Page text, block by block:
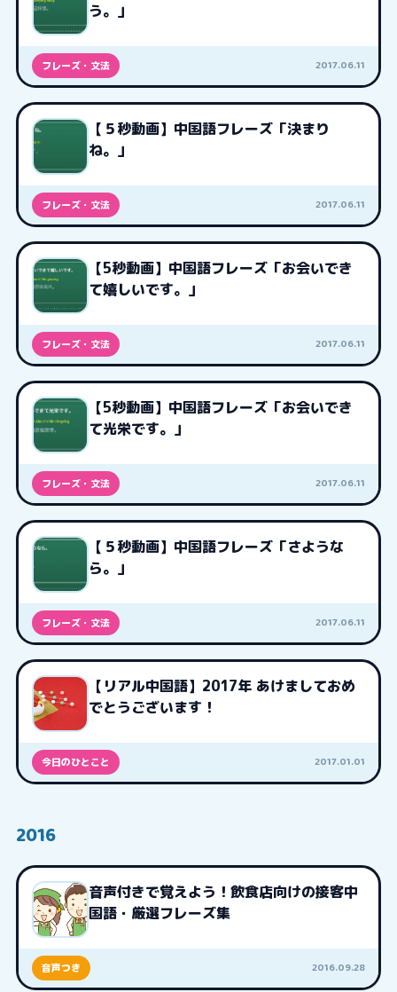
う。」
フレーズ・文法 2017.06.11
【５秒動画】中国語フレーズ「決まり
ね。」
フレーズ・文法 2017.06.11
【5秒動画】中国語フレーズ「お会いでき
て嬉しいです。」
フレーズ・文法 2017.06.11
【5秒動画】中国語フレーズ「お会いでき
て光栄です。」
フレーズ・文法 2017.06.11
【５秒動画】中国語フレーズ「さような
ら。」
フレーズ・文法 2017.06.11
【リアル中国語】2017年 あけましておめ
でとうございます！
今日のひとこと 2017.01.01
2016
音声付きで覚えよう！飲食店向けの接客中
国語・厳選フレーズ集
音声つき 2016.09.28